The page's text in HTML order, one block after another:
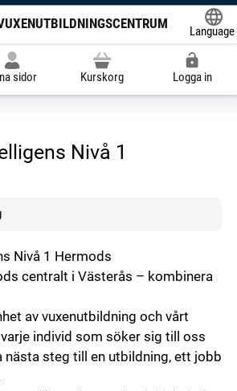
Language
sidor Kurskorg Logga in
Nivå 1
Nivå 1 Hermods
centralt i Västerås – kombinera
av vuxenutbildning och vårt
individ som söker sig till oss
nästa steg till en utbildning, ett jobb